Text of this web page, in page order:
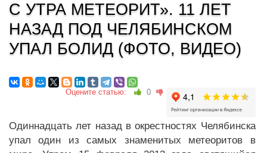
С УТРА МЕТЕОРИТ». 11 ЛЕТ
НАЗАД ПОД ЧЕЛЯБИНСКОМ
УПАЛ БОЛИД (ФОТО, ВИДЕО)
Оцените статью: 0
Одиннадцать лет назад в окрестностях Челябинска
упал один из самых знаменитых метеоритов в